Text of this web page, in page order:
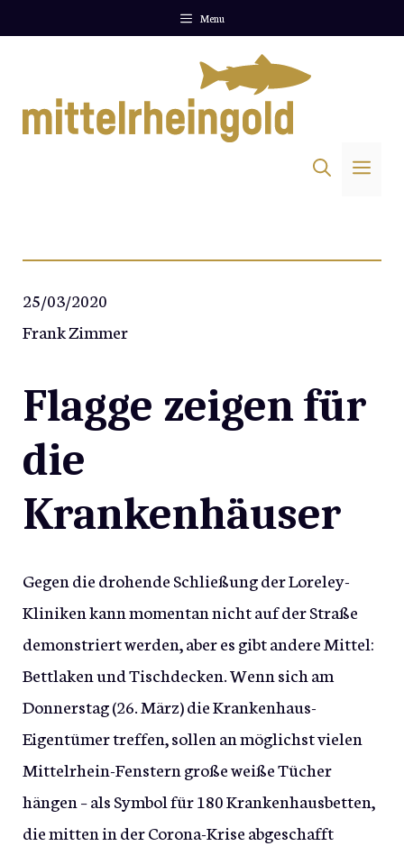
Menu
25/03/2020
Frank Zimmer
Flagge zeigen für
die
Krankenhäuser
Gegen die drohende Schließung der Loreley-
Kliniken kann momentan nicht auf der Straße
demonstriert werden, aber es gibt andere Mittel:
Bettlaken und Tischdecken. Wenn sich am
Donnerstag (26. März) die Krankenhaus-
Eigentümer treffen, sollen an möglichst vielen
Mittelrhein-Fenstern große weiße Tücher
hängen – als Symbol für 180 Krankenhausbetten,
die mitten in der Corona-Krise abgeschafft